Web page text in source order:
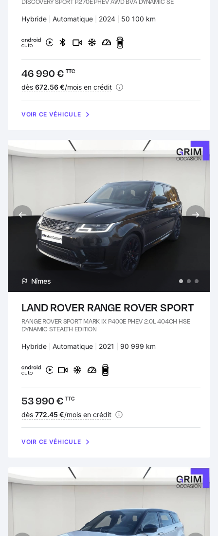
Carburant :
Hybride Transmission :
Automatique Années :
2024 Kilomètres :
50 100 km
Prix :
46 990 € TTC
Financement :
dès 672.56 €/mois en crédit
VOIR CE VÉHICULE
Nîmes
LAND ROVER RANGE ROVER SPORT
RANGE ROVER SPORT MARK IX P400E PHEV 2.0L 404CH HSE
DYNAMIC STEALTH EDITION
Carburant :
Hybride Transmission :
Automatique Années :
2021 Kilomètres :
90 999 km
Prix :
53 990 € TTC
Financement :
dès 772.45 €/mois en crédit
VOIR CE VÉHICULE